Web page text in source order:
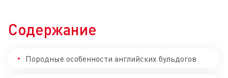
Содержание
Породные особенности английских бульдогов